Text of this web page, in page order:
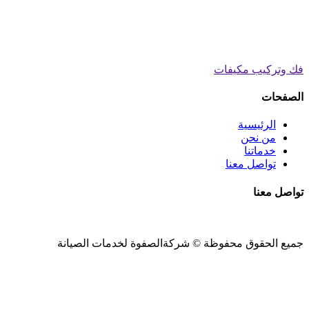
فك وتركيب مكيفات
الصفحات
الرئيسية
من نحن
خدماتنا
تواصل معنا
تواصل معنا
جميع الحقوق محفوظة © شركةالصفوة لخدمات الصيانة